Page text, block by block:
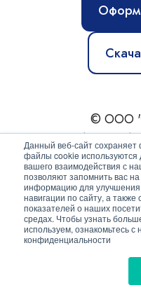
Данный веб-сайт
файлы cookie используются
вашего взаимодействия с
позволяют запомнить вас
информацию для улучшения
навигации по сайту, а
показателей о наших
средах. Чтобы узнать
используем, ознакомьтесь
конфиденциальности
© ООО
Новости|Статьи|
Политика
Согласие на